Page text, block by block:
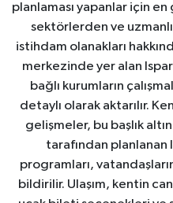
planlaması yapanlar için en
sektörlerden ve
istihdam olanakları
merkezinde yer alan
bağlı kurumların
detaylı olarak aktarılır.
gelişmeler, bu başlık
tarafından
programları,
bildirilir. Ulaşım, kentin